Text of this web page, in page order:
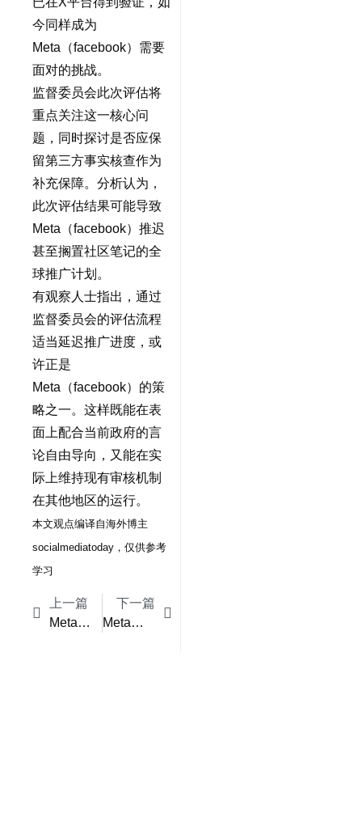
今同样成为
Meta（facebook）需要
面对的挑战。
监督委员会此次评估将
重点关注这一核心问
题，同时探讨是否应保
留第三方事实核查作为
补充保障。分析认为，
此次评估结果可能导致
Meta（facebook）推迟
甚至搁置社区笔记的全
球推广计划。
有观察人士指出，通过
监督委员会的评估流程
适当延迟推广进度，或
许正是
Meta（facebook）的策
略之一。这样既能在表
面上配合当前政府的言
论自由导向，又能在实
际上维持现有审核机制
在其他地区的运行。
本文观点编译自海外博主
socialmediatoday，仅供参考
学习
上一篇
Meta赢得反垄断诉讼，FTC强制拆分Instagram和WhatsApp计划落空
下一篇
Meta在Facebook商城测试家具虚拟试穿功能